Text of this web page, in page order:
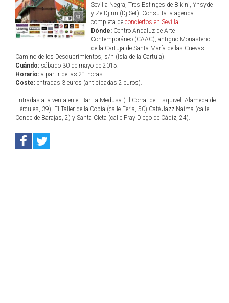
Sevilla Negra, Tres Esfinges de Bikini, Ynsyde
y ZeiDjinn (Dj Set). Consulta la agenda
completa de conciertos en Sevilla.
Dónde:Centro Andaluz de Arte
Contemporáneo (CAAC), antiguo Monasterio
de la Cartuja de Santa María de las Cuevas.
Camino de los Descubrimientos, s/n (Isla de la Cartuja).
Cuándo: sábado 30 de mayo de 2015.
Horario: a partir de las 21 horas.
Coste: entradas 3 euros (anticipadas 2 euros).
Entradas a la venta en el Bar La Medusa (El Corral del Esquivel, Alameda de
Hércules, 39), El Taller de la Copia (calle Feria, 50) Café Jazz Naima (calle
Conde de Barajas, 2) y Santa Cleta (calle Fray Diego de Cádiz, 24).